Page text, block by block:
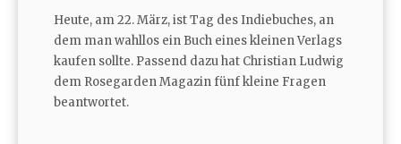
Heute, am 22. März, ist Tag des Indiebuches, an
dem man wahllos ein Buch eines kleinen Verlags
kaufen sollte. Passend dazu hat Christian Ludwig
dem Rosegarden Magazin fünf kleine Fragen
beantwortet.